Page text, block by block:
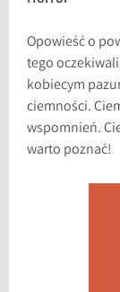
Opowieść o
tego
kobiecym
ciemności.
wspomnień.
warto poznać!